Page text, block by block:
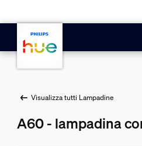
Visualizza tutti Lampadine
A60 - lampadina